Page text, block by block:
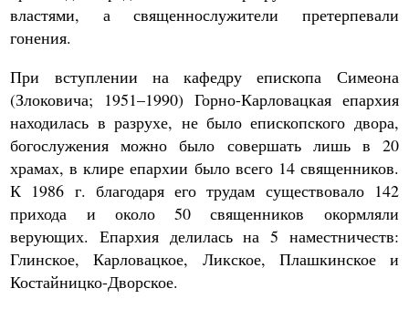
властями, а священнослужители претерпевали
гонения.
При вступлении на кафедру епископа Симеона
(Злоковича; 1951–1990) Горно-Карловацкая епархия
находилась в разрухе, не было епископского двора,
богослужения можно было совершать лишь в 20
храмах, в клире епархии было всего 14 священников.
К 1986 г. благодаря его трудам существовало 142
прихода и около 50 священников окормляли
верующих. Епархия делилась на 5 наместничеств:
Глинское, Карловацкое, Ликское, Плашкинское и
Костайницко-Дворское.